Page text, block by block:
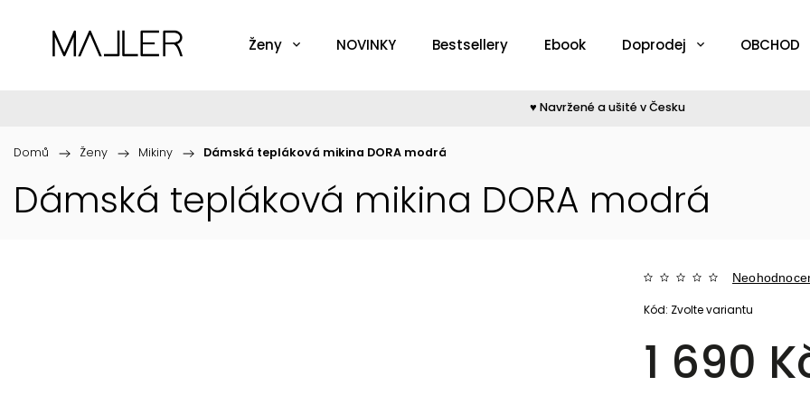
Ženy NOVINKY Bestsellery Ebook Doprodej OBCHOD
♥︎ Navržené a ušité v Česku
Domů / Ženy / Mikiny / Dámská tepláková mikina DORA modrá
Dámská tepláková mikina DORA modrá
1 690
Kód: Zvolte variantu